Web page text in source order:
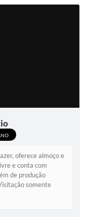
oferece almoço e
e conta com
de produção
somente